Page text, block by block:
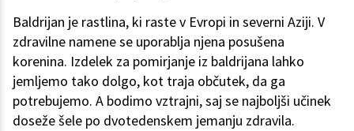
Baldrijan je rastlina, ki raste v Evropi in severni Aziji. V
zdravilne namene se uporablja njena posušena
korenina. Izdelek za pomirjanje iz baldrijana lahko
jemljemo tako dolgo, kot traja občutek, da ga
potrebujemo. A bodimo vztrajni, saj se najboljši učinek
doseže šele po dvotedenskem jemanju zdravila.